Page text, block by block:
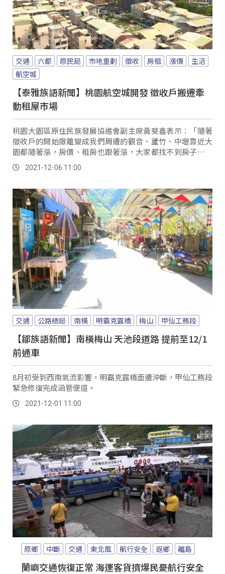
交通 六都 原民局 市地重劃 徵收 房租 漲價
生活
航空城
【泰雅族語新聞】桃園航空城開發 徵收戶搬遷牽
動租屋市場
桃園大園區原住民族發展協進會副主席黃斐鑫表示：「隨著
徵收戶的開始撤離變成我們周遭的觀音、蘆竹、中壢靠近大
園都隨著漲，房價、租房也跟著漲，大家都找不到房子可以
租。2021-12-06 11:00
交通 公路總局 南橫 明霸克露橋 梅山 甲仙工務段
【鄒族語新聞】南橫梅山 天池段道路 提前至12/1
前通車
8月初受到西南氣流影響，明霸克露橋面遭沖斷，甲仙工務段
緊急修復完成涵管便道。
2021-12-01 11:00
原鄉 中斷 交通 東北風 航行安全 返鄉 離島
蘭嶼交通恢復正常 海運客貨擠爆民憂航行安全